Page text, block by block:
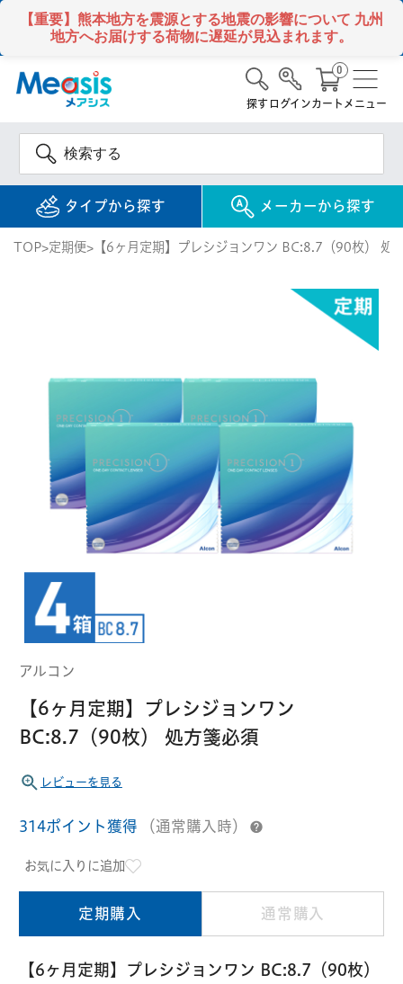
【重要】熊本地方を震源とする地震の影響について 九州
地方へお届けする荷物に遅延が見込まれます。
タイプから探す メーカーから探す
探す ログインカート
0
メニュー
1MONTH / 1ヶ月 使い捨て
遠近両用コンタクトレンズ
カラーコンタクトレンズ
ハード
ソフトコンタクトレンズ
定期便
ケア用品
日本アルコン シード
アイミー
オフテクス
MYコンタクト（らくらく再購入）
はじめての方へ
おトク定期便
Myクーポン
ご利用案内
TOP 定期便 【6ヶ月定期】プレシジョンワン BC:8.7（90枚） 処
アルコン
【6ヶ月定期】プレシジョンワン
BC:8.7（90枚） 処方箋必須
レビューを見る
314ポイント獲得 （通常購入時）
お気に入りに追加
定期購入 通常購入
【6ヶ月定期】プレシジョンワン BC:8.7（90枚）